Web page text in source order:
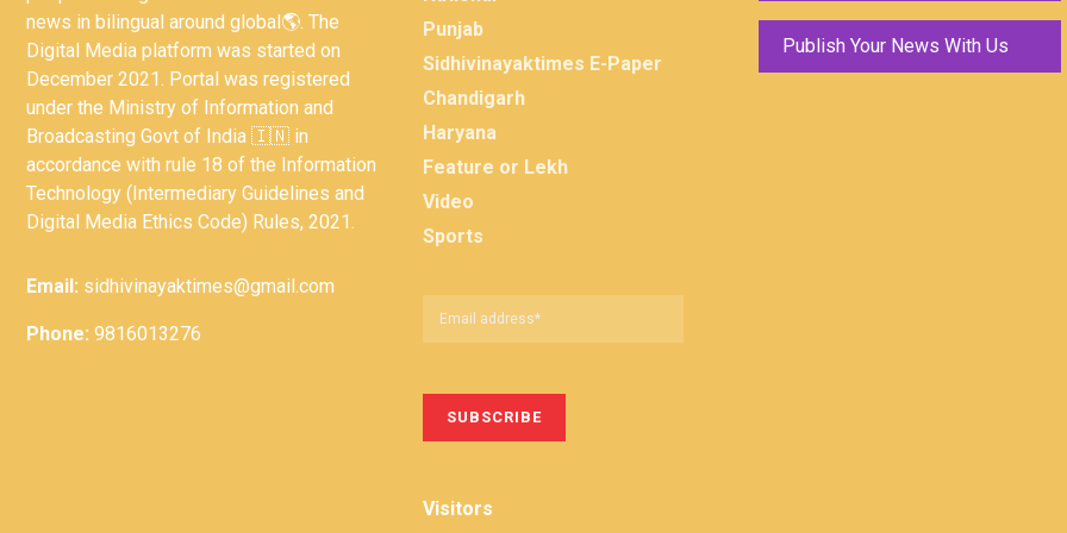
news in bilingual around global🌎. The
Digital Media platform was started on
December 2021. Portal was registered
under the Ministry of Information and
Broadcasting Govt of India 🇮🇳 in
accordance with rule 18 of the Information
Technology (Intermediary Guidelines and
Digital Media Ethics Code) Rules, 2021.
Email: sidhivinayaktimes@gmail.com
Phone: 9816013276
Punjab
Sidhivinayaktimes E-Paper
Chandigarh
Haryana
Feature or Lekh
Video
Sports
Visitors
Publish Your News With Us